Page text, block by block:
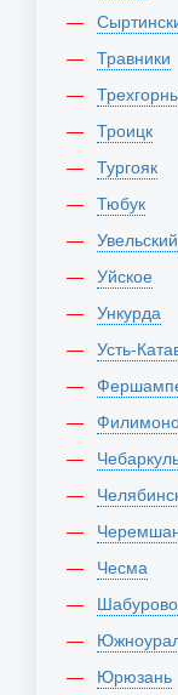
Травники
Троицк
Тургояк
Тюбук
Увельский
Уйское
Ункурда
Усть-
Чесма
Шабурово
Юрюзань